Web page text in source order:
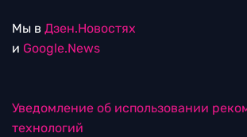
Мы в Дзен.Новостях
и Google.News
Уведомление об использовании
технологий